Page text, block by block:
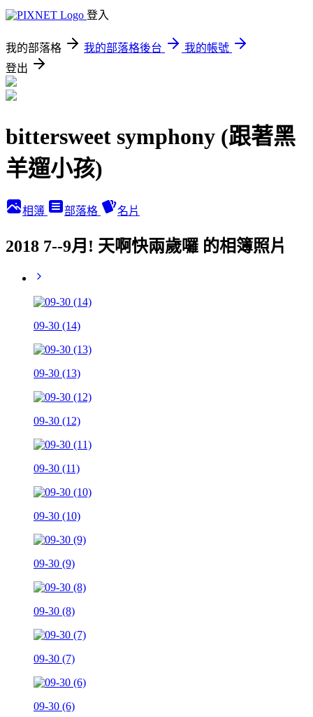
登入
我的部落格 我的部落格後台
我的帳號
登出
bittersweet symphony (跟著黑
羊遛小孩)
相簿 部落格 名片
2018 7--9月! 天啊快兩歲囉 的相簿照片
09-30 (14)
09-30 (13)
09-30 (12)
09-30 (11)
09-30 (10)
09-30 (9)
09-30 (8)
09-30 (7)
09-30 (6)